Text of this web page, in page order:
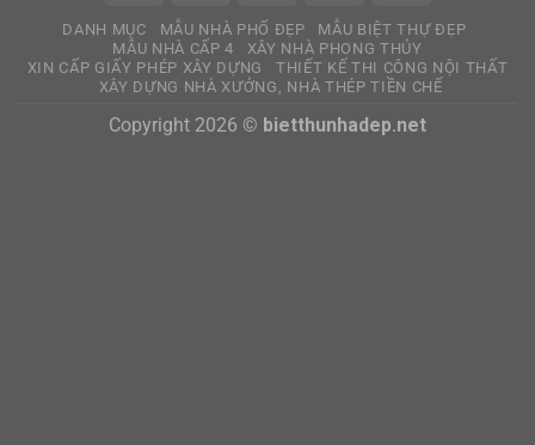
DANH MỤC MẪU NHÀ PHỐ ĐẸP
MẪU BIỆT THỰ ĐẸP
MẪU NHÀ CẤP 4
XÂY NHÀ PHONG THỦY
XIN CẤP GIẤY PHÉP XÂY DỰNG
THIẾT KẾ THI CÔNG NỘI THẤT
XÂY DỰNG NHÀ XƯỞNG, NHÀ THÉP TIỀN CHẾ
Copyright 2026 © bietthunhadep.net